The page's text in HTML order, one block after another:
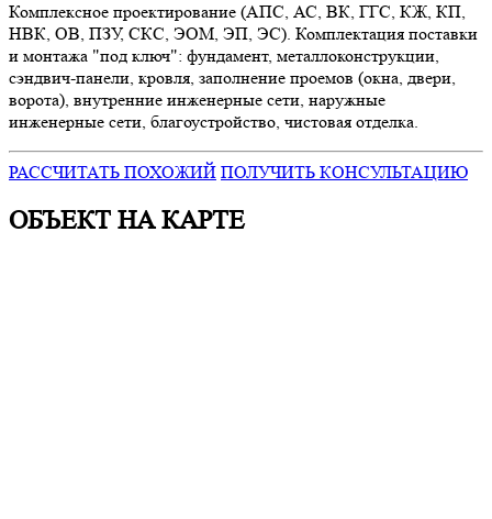
Комплексное проектирование (АПС, АС, ВК, ГГС, КЖ, КП,
НВК, ОВ, ПЗУ, СКС, ЭОМ, ЭП, ЭС). Комплектация поставки
и монтажа "под ключ": фундамент, металлоконструкции,
сэндвич-панели, кровля, заполнение проемов (окна, двери,
ворота), внутренние инженерные сети, наружные
инженерные сети, благоустройство, чистовая отделка.
РАССЧИТАТЬ ПОХОЖИЙ ПОЛУЧИТЬ КОНСУЛЬТАЦИЮ
ОБЪЕКТ НА КАРТЕ